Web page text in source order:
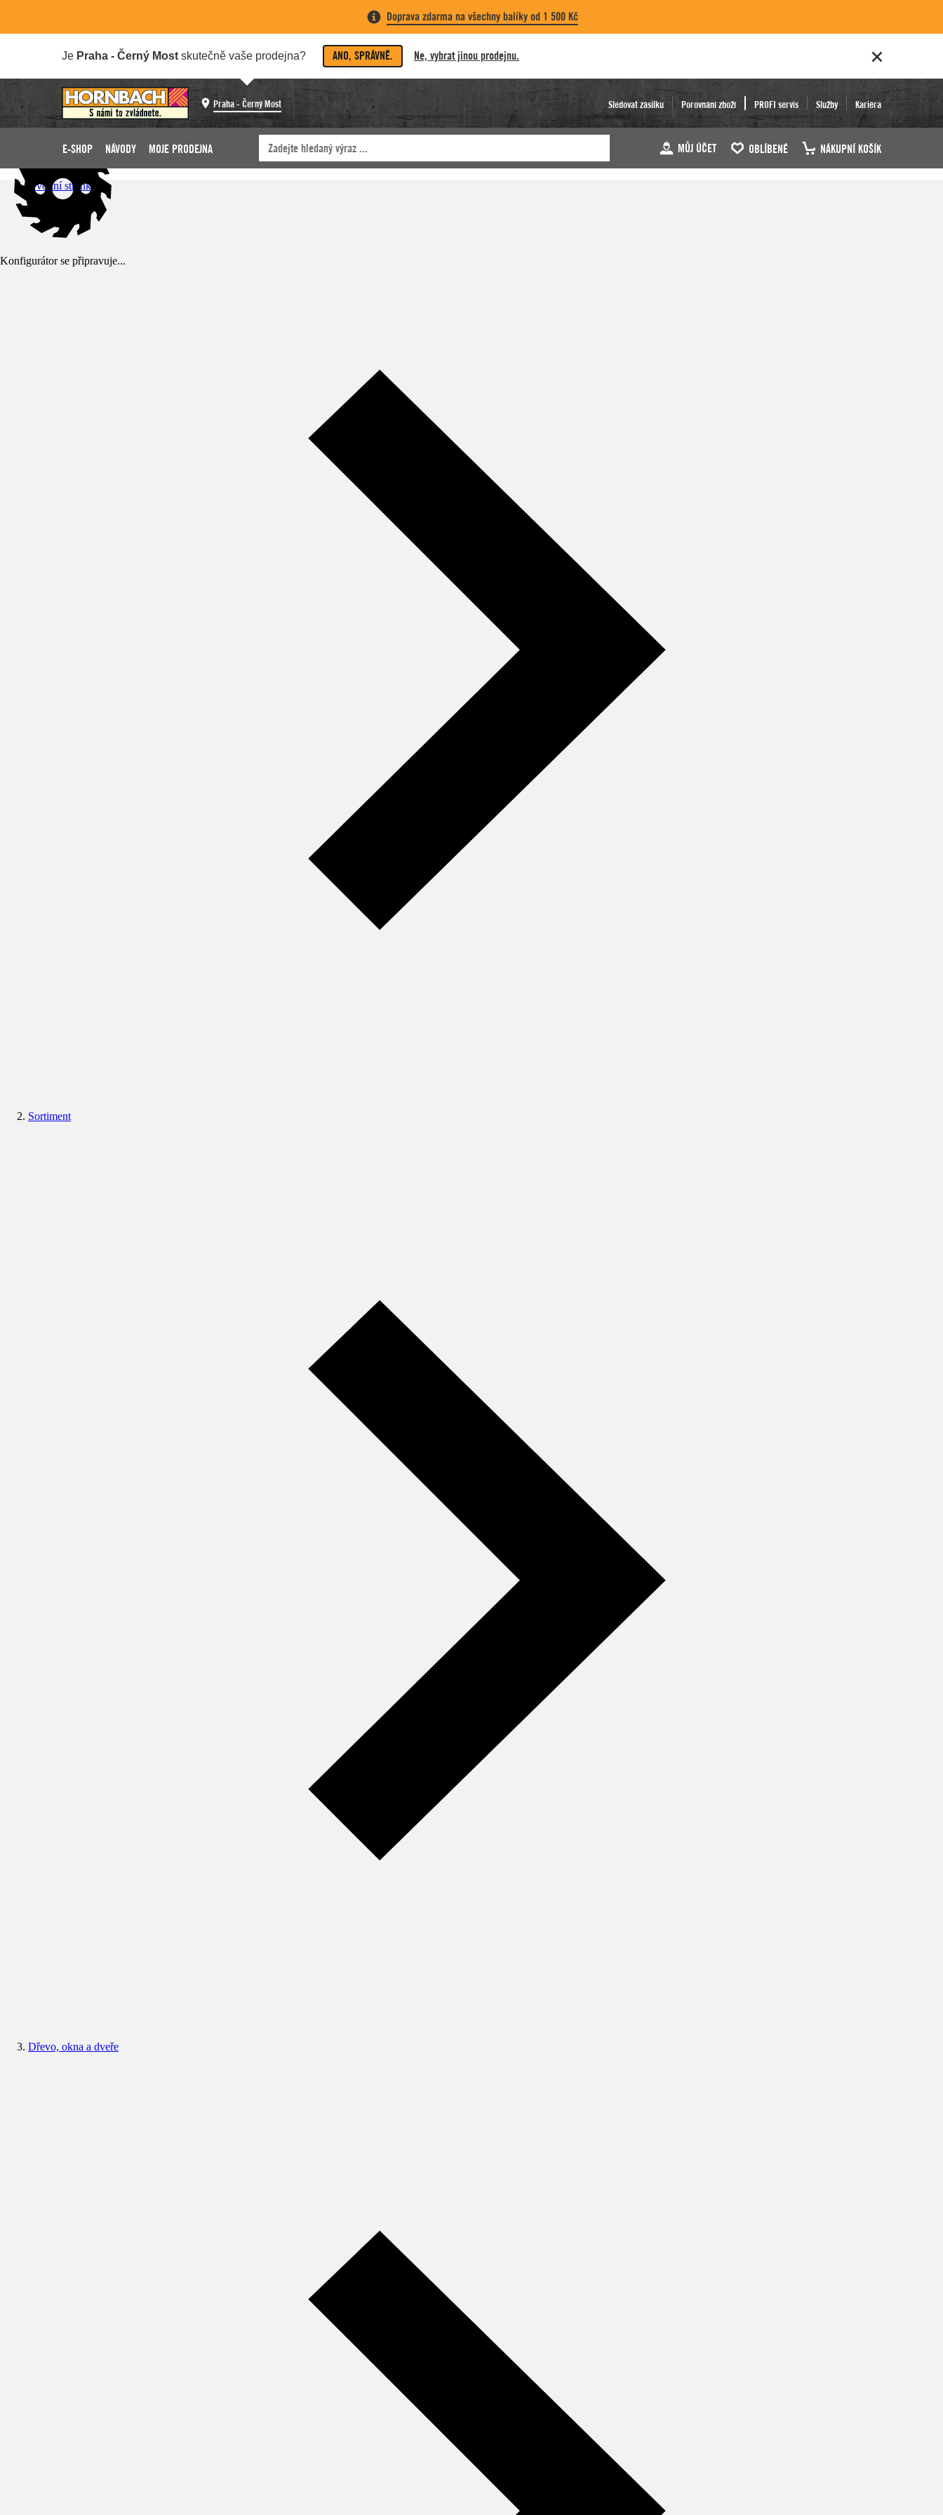
Doprava zdarma na všechny balíky od 1 500 Kč
Je Praha - Černý Most skutečně vaše prodejna? ANO, SPRÁVNĚ. Ne, vybrat jinou prodejnu.
Praha - Černý Most Sledovat zásilku Porovnání zboží PROFI servis Služby Kariéra
E-SHOP NÁVODY MOJE PRODEJNA MŮJ ÚČET OBLÍBENÉ NÁKUPNÍ KOŠÍK
Konfigurátor se připravuje...
Úvodní stránka
Sortiment
Dřevo, okna a dveře